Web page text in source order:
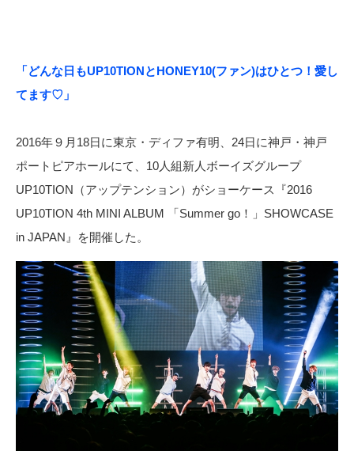
「どんな日もUP10TIONとHONEY10(ファン)はひとつ！愛し
てます♡」
2016年９月18日に東京・ディファ有明、24日に神戸・神戸
ポートピアホールにて、10人組新人ボーイズグループ
UP10TION（アップテンション）がショーケース『2016
UP10TION 4th MINI ALBUM 「Summer go！」SHOWCASE
in JAPAN』を開催した。